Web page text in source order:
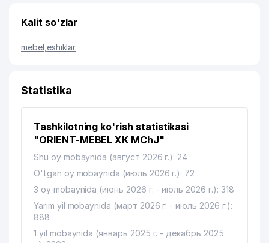
Kalit so'zlar
mebel eshiklar
Statistika
Tashkilotning ko'rish statistikasi
"ORIENT-MEBEL XK MChJ"
Shu oy mobaynida (август 2026 г.): 24
O'tgan oy mobaynida (июль 2026 г.): 72
3 oy mobaynida (июнь 2026 г. - июль 2026 г.): 318
Yarim yil mobaynida (март 2026 г. - июль 2026 г.):
888
1 yil mobaynida (январь 2025 г. - декабрь 2025